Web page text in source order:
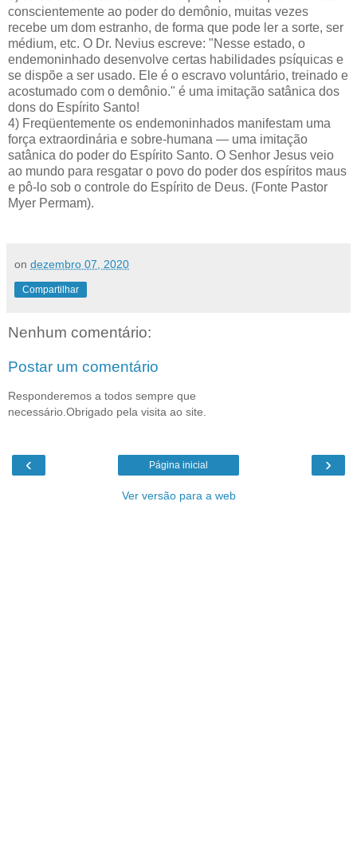
conscientemente ao poder do demônio, muitas vezes
recebe um dom estranho, de forma que pode ler a sorte, ser
médium, etc. O Dr. Nevius escreve: "Nesse estado, o
endemoninhado desenvolve certas habilidades psíquicas e
se dispõe a ser usado. Ele é o escravo voluntário, treinado e
acostumado com o demônio." é uma imitação satânica dos
dons do Espírito Santo!
4) Freqüentemente os endemoninhados manifestam uma
força extraordinária e sobre-humana — uma imitação
satânica do poder do Espírito Santo. O Senhor Jesus veio
ao mundo para resgatar o povo do poder dos espíritos maus
e pô-lo sob o controle do Espírito de Deus. (Fonte Pastor
Myer Permam).
on dezembro 07, 2020
Compartilhar
Nenhum comentário:
Postar um comentário
Responderemos a todos sempre que
necessário.Obrigado pela visita ao site.
‹ ›
Página inicial
Ver versão para a web